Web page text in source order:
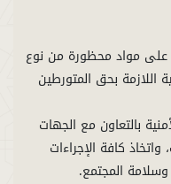
على مواد محظورة من نوع
اللازمة بحق المتورطين
بالتعاون مع الجهات
كافة الإجراءات
المجتمع.